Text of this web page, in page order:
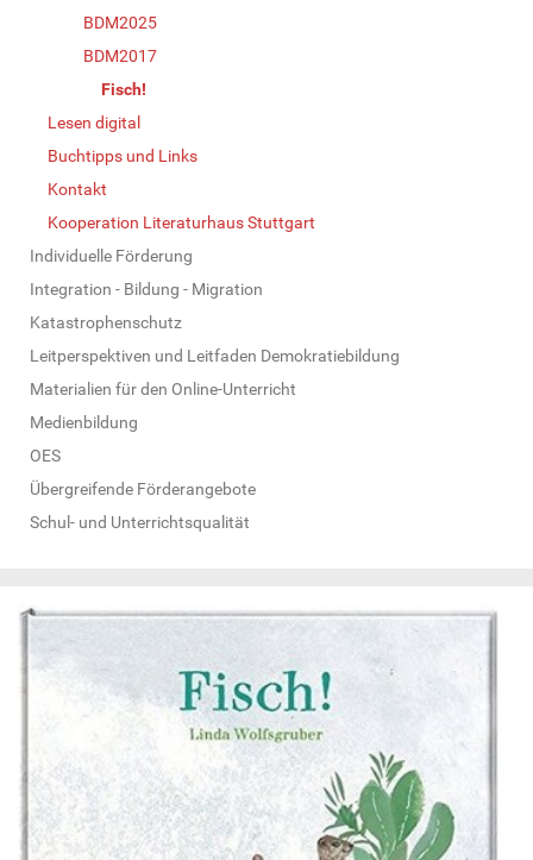
BDM2025
BDM2017
Fisch!
Lesen digital
Buchtipps und Links
Kontakt
Kooperation Literaturhaus Stuttgart
Individuelle Förderung
Integration - Bildung - Migration
Katastrophenschutz
Leitperspektiven und Leitfaden Demokratiebildung
Materialien für den Online-Unterricht
Medienbildung
OES
Übergreifende Förderangebote
Schul- und Unterrichtsqualität